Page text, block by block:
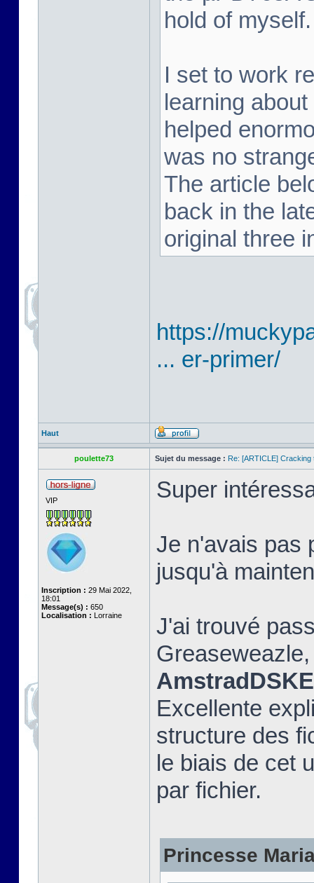
hold of myself.
I set to work
learning
helped
was no
The article
back in the
original three
https://
... er-primer/
Haut
poulette73 Sujet du message : Re: [ARTICLE] Cracking
VIP
Inscription : 29 Mai 2022,
18:01
Message(s) : 650
Localisation : Lorraine
Super
Je n'avais pas
jusqu'à
J'ai trouvé
Excellente
structure des
le biais de cet
par fichier.
Princesse